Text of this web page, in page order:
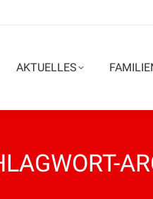
AKTUELLES